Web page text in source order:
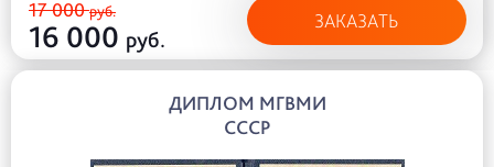
17 000руб.
16 000 руб.
ЗАКАЗАТЬ
ДИПЛОМ МГВМИ
СССР